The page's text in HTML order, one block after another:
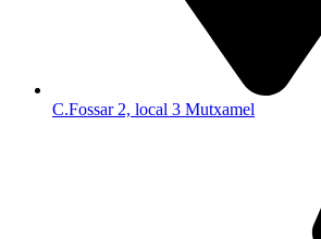
C.Fossar 2, local 3 Mutxamel